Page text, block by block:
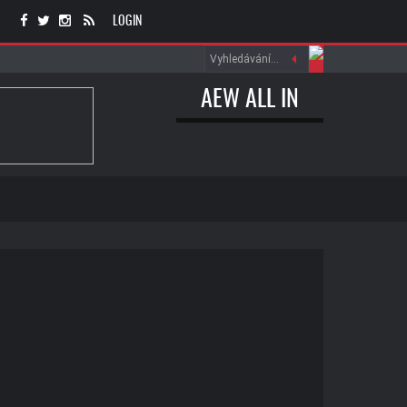
LOGIN
AEW ALL IN